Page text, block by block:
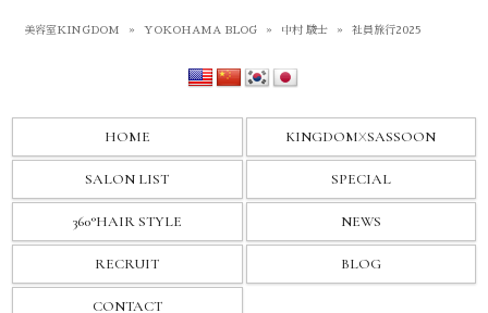
美容室KINGDOM » YOKOHAMA BLOG » 中村 駿士 » 社員旅行2025
HOME KINGDOMXSASSOON
SALON LIST SPECIAL
360°HAIR STYLE NEWS
RECRUIT BLOG
CONTACT